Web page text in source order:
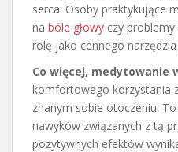
serca. Osoby praktykujące
na bóle głowy czy
rolę jako cennego
Co więcej, medytowanie
komfortowego korzystania
znanym sobie otoczeniu.
nawyków związanych z tą
pozytywnych efektów